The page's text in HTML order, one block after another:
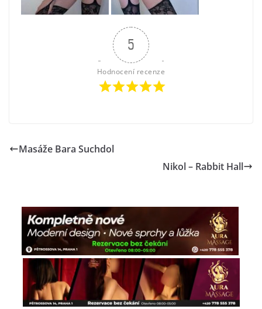
5
Hodnocení recenze
Masáže Bara Suchdol
Nikol – Rabbit Hall